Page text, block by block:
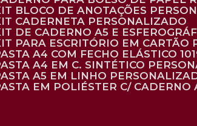
KIT BLOCO DE ANOTAÇÕES
KIT CADERNETA PERSONALIZADO
KIT DE CADERNO A5 E
KIT PARA ESCRITÓRIO EM
PASTA A4 COM FECHO ELÁSTICO
PASTA A4 EM C. SINTÉTICO
PASTA A5 EM LINHO
PASTA EM POLIÉSTER C/